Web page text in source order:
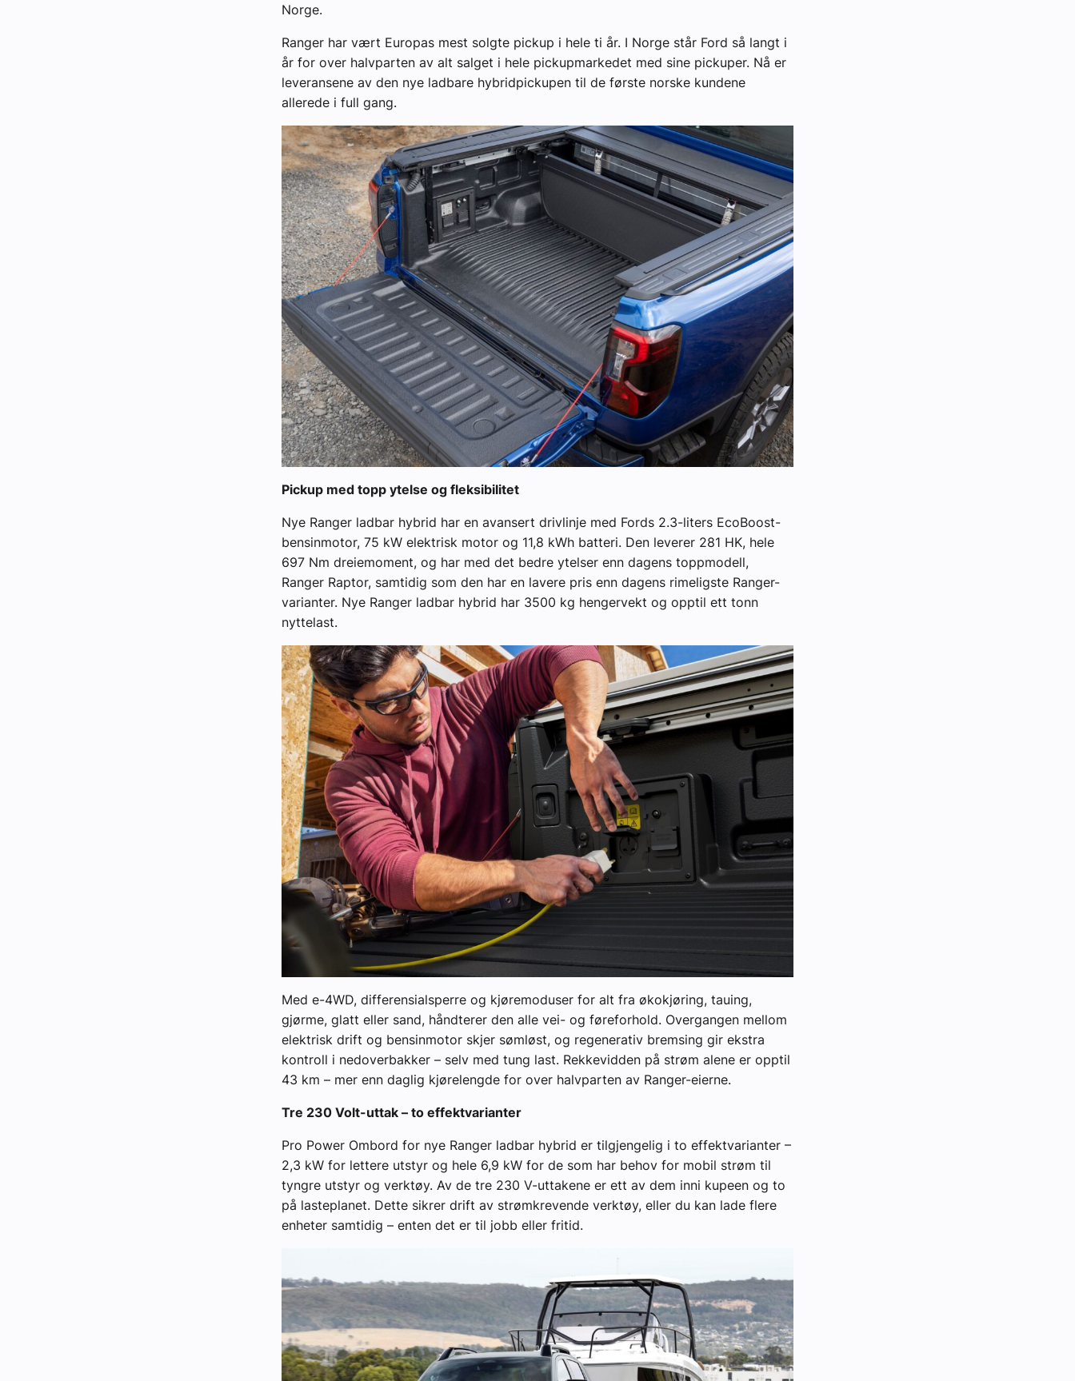
Norge.
Ranger har vært Europas mest solgte pickup i hele ti år. I Norge står Ford så langt i
år for over halvparten av alt salget i hele pickupmarkedet med sine pickuper. Nå er
leveransene av den nye ladbare hybridpickupen til de første norske kundene
allerede i full gang.
Pickup med topp ytelse og fleksibilitet
Nye Ranger ladbar hybrid har en avansert drivlinje med Fords 2.3-liters EcoBoost-
bensinmotor, 75 kW elektrisk motor og 11,8 kWh batteri. Den leverer 281 HK, hele
697 Nm dreiemoment, og har med det bedre ytelser enn dagens toppmodell,
Ranger Raptor, samtidig som den har en lavere pris enn dagens rimeligste Ranger-
varianter. Nye Ranger ladbar hybrid har 3500 kg hengervekt og opptil ett tonn
nyttelast.
Med e-4WD, differensialsperre og kjøremoduser for alt fra økokjøring, tauing,
gjørme, glatt eller sand, håndterer den alle vei- og føreforhold. Overgangen mellom
elektrisk drift og bensinmotor skjer sømløst, og regenerativ bremsing gir ekstra
kontroll i nedoverbakker – selv med tung last. Rekkevidden på strøm alene er opptil
43 km – mer enn daglig kjørelengde for over halvparten av Ranger-eierne.
Tre 230 Volt-uttak – to effektvarianter
Pro Power Ombord for nye Ranger ladbar hybrid er tilgjengelig i to effektvarianter –
2,3 kW for lettere utstyr og hele 6,9 kW for de som har behov for mobil strøm til
tyngre utstyr og verktøy. Av de tre 230 V-uttakene er ett av dem inni kupeen og to
på lasteplanet. Dette sikrer drift av strømkrevende verktøy, eller du kan lade flere
enheter samtidig – enten det er til jobb eller fritid.